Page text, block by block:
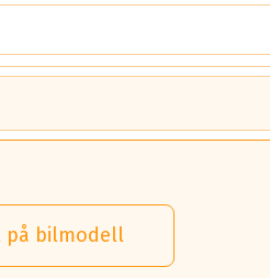
på bilmodell